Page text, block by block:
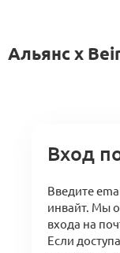
Альянс x
Вход
Введите
инвайт. Мы
входа на
Если